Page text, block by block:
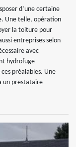
d’une certaine
Une telle, opération
la toiture pour
entreprises selon
avec
hydrofuge
préalables. Une
un prestataire